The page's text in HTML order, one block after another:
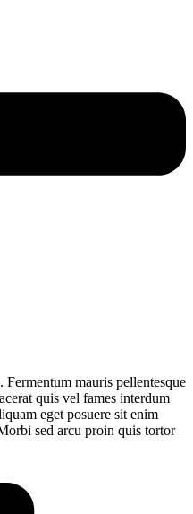
mauris pellentesque
quis vel fames interdum
eget posuere sit enim
sed arcu proin quis tortor